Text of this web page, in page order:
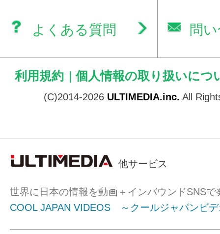
よくある質問 問
利用規約 | 個人情報の取り扱いにつ
(C)2014-2026 ULTIMEDIA.inc. All
他サービス
世界に日本の情報を動画＋インバウンドSNSで
COOL JAPAN VIDEOS ～クールジャパンビ